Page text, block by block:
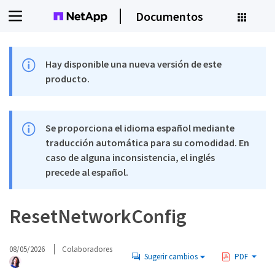
Documentos
Hay disponible una nueva versión de este
producto.
Se proporciona el idioma español mediante
traducción automática para su comodidad. En
caso de alguna inconsistencia, el inglés
precede al español.
ResetNetworkConfig
08/05/2026 Colaboradores
Sugerir cambios PDF